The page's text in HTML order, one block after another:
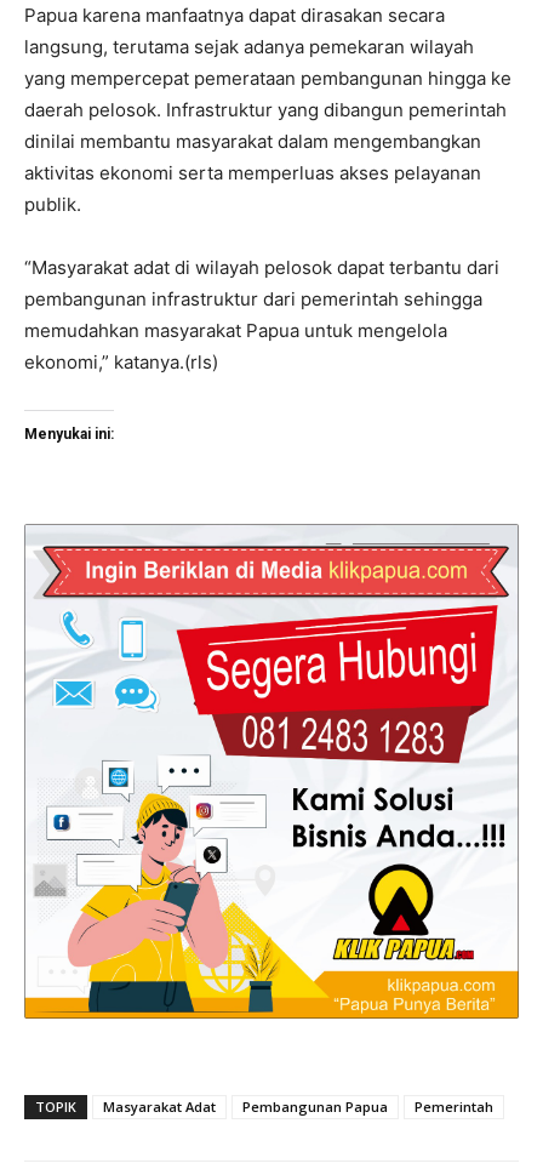
Papua karena manfaatnya dapat dirasakan secara
langsung, terutama sejak adanya pemekaran wilayah
yang mempercepat pemerataan pembangunan hingga ke
daerah pelosok. Infrastruktur yang dibangun pemerintah
dinilai membantu masyarakat dalam mengembangkan
aktivitas ekonomi serta memperluas akses pelayanan
publik.
“Masyarakat adat di wilayah pelosok dapat terbantu dari
pembangunan infrastruktur dari pemerintah sehingga
memudahkan masyarakat Papua untuk mengelola
ekonomi,” katanya.(rls)
Menyukai ini:
TOPIK Masyarakat Adat Pembangunan Papua Pemerintah